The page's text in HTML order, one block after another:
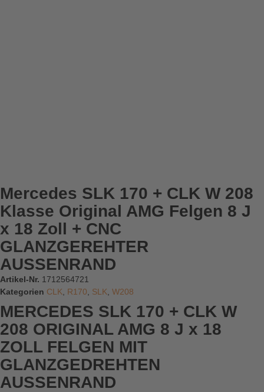
Mercedes SLK 170 + CLK W 208
Klasse Original AMG Felgen 8 J
x 18 Zoll + CNC
GLANZGEREHTER
AUSSENRAND
Artikel-Nr. 1712564721
Kategorien CLK R170 SLK W208
MERCEDES SLK 170 + CLK W
208 ORIGINAL AMG 8 J x 18
ZOLL FELGEN MIT
GLANZGEDREHTEN
AUSSENRAND